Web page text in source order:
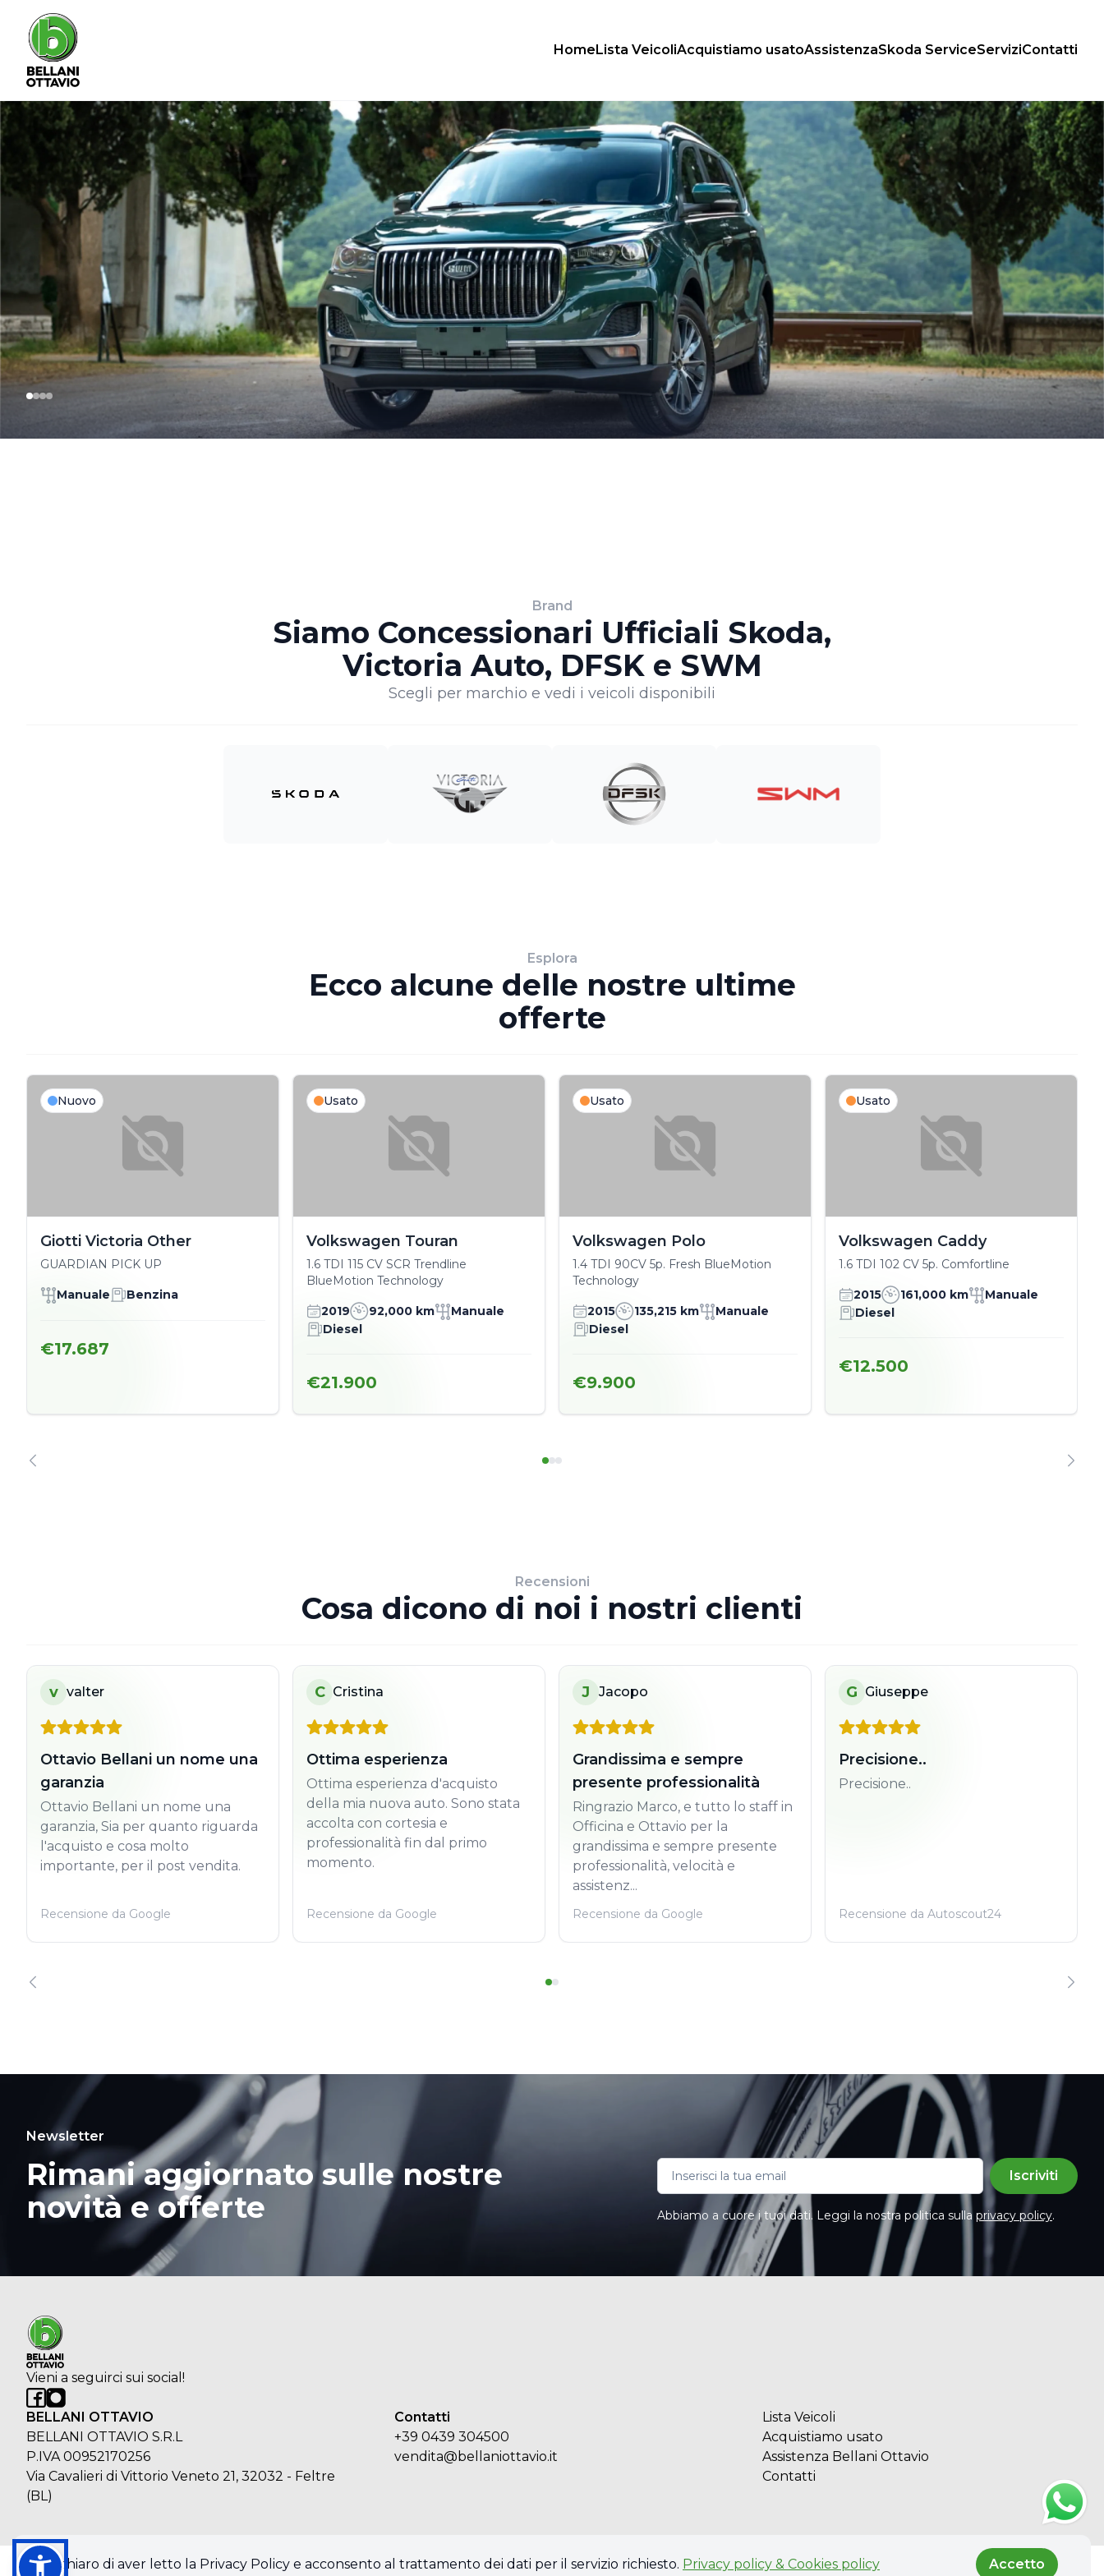
HomeLista VeicoliAcquistiamo usatoAssistenzaSkoda ServiceServiziContatti
Brand
Siamo Concessionari Ufficiali Skoda,
Victoria Auto, DFSK e SWM
Scegli per marchio e vedi i veicoli disponibili
Esplora
Ecco alcune delle nostre ultime
offerte
Nuovo
Giotti Victoria Other
GUARDIAN PICK UP
Manuale Benzina
€17.687
Usato
Volkswagen Touran
1.6 TDI 115 CV SCR Trendline
BlueMotion Technology
2019 92,000 km
Manuale
Diesel
€21.900
Usato
Volkswagen Polo
1.4 TDI 90CV 5p. Fresh BlueMotion
Technology
2015 135,215 km
Manuale
Diesel
€9.900
Usato
Volkswagen Caddy
1.6 TDI 102 CV 5p. Comfortline
2015 161,000 km
Manuale
Diesel
€12.500
Recensioni
Cosa dicono di noi i nostri clienti
v valter
Ottavio Bellani un nome una
garanzia
Ottavio Bellani un nome una
garanzia, Sia per quanto riguarda
l'acquisto e cosa molto
importante, per il post vendita.
Recensione da Google
C Cristina
Ottima esperienza
Ottima esperienza d'acquisto
della mia nuova auto. Sono stata
accolta con cortesia e
professionalità fin dal primo
momento.
Recensione da Google
J Jacopo
Grandissima e sempre
presente professionalità
Ringrazio Marco, e tutto lo staff in
Officina e Ottavio per la
grandissima e sempre presente
professionalità, velocità e
assistenz...
Recensione da Google
G Giuseppe
Precisione..
Precisione..
Recensione da Autoscout24
Newsletter
Rimani aggiornato sulle nostre
novità e offerte
Iscriviti
Abbiamo a cuore i tuoi dati. Leggi la nostra politica sulla privacy policy.
Vieni a seguirci sui social!
BELLANI OTTAVIO
BELLANI OTTAVIO S.R.L
P.IVA 00952170256
Via Cavalieri di Vittorio Veneto 21, 32032 - Feltre
(BL)
Contatti
+39 0439 304500
vendita@bellaniottavio.it
Lista Veicoli
Acquistiamo usato
Assistenza Bellani Ottavio
Contatti
Dichiaro di aver letto la Privacy Policy e acconsento al trattamento dei dati per il servizio richiesto. Privacy policy & Cookies policy Accetto